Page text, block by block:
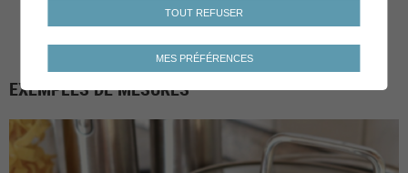
EXEMPLES DE MESURES
TOUT REFUSER
MES PRÉFÉRENCES